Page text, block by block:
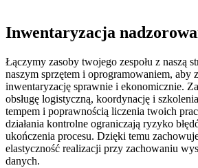
Inwentaryzacja
Łączymy zasoby twojego zespołu z naszą
naszym sprzętem i oprogramowaniem, aby
inwentaryzację sprawnie i ekonomicznie.
obsługę logistyczną, koordynację i
tempem i poprawnością liczenia twoich
działania kontrolne ograniczają ryzyko
ukończenia procesu. Dzięki temu
elastyczność realizacji przy zachowaniu
danych.